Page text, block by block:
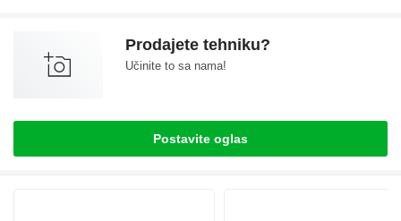
Prodajete tehniku?
Učinite to sa nama!
Postavite oglas